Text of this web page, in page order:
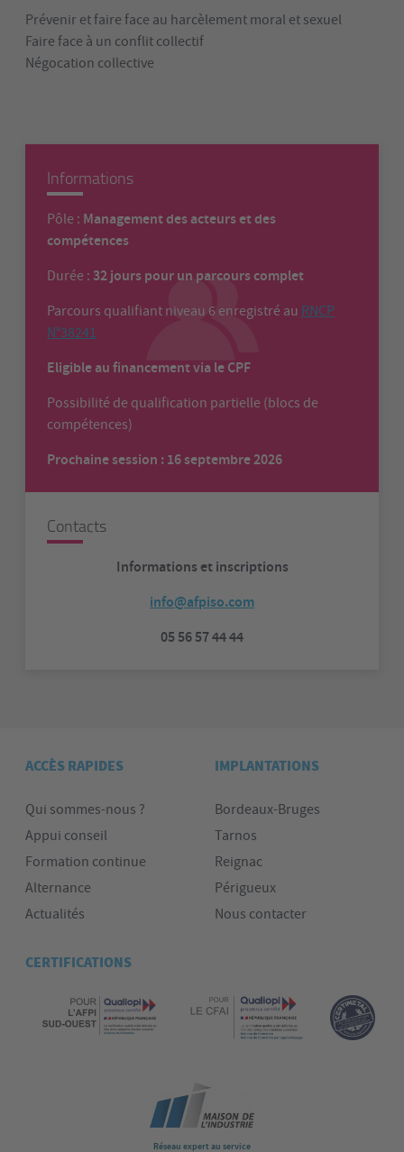
Prévenir et faire face au harcèlement moral et sexuel
Faire face à un conflit collectif
Négocation collective
Informations
Pôle : Management des acteurs et des
compétences
Durée : 32 jours pour un parcours complet
Parcours qualifiant niveau 6 enregistré au RNCP
N°38241
Eligible au financement via le CPF
Possibilité de qualification partielle (blocs de
compétences)
Prochaine session : 16 septembre 2026
Contacts
Informations et inscriptions
info@afpiso.com
05 56 57 44 44
ACCÈS RAPIDES
Qui sommes-nous ?
Appui conseil
Formation continue
Alternance
Actualités
IMPLANTATIONS
Bordeaux-Bruges
Tarnos
Reignac
Périgueux
Nous contacter
CERTIFICATIONS
Réseau expert au service